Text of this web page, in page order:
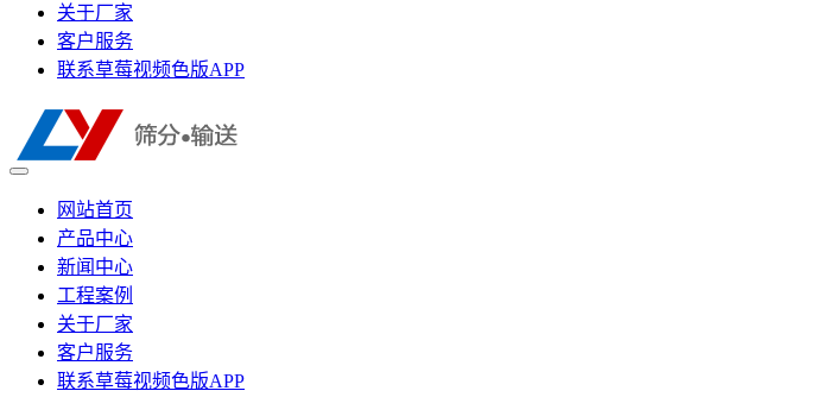
关于厂家
客户服务
联系草莓视频色版APP
网站首页
产品中心
新闻中心
工程案例
关于厂家
客户服务
联系草莓视频色版APP